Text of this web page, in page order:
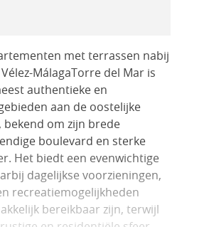
met terrassen nabij
MálagaTorre del Mar is
authentieke en
aan de oostelijke
bekend om zijn brede
boulevard en sterke
Het biedt een evenwichtige
dagelijkse voorzieningen,
recreatiemogelijkheden
bereikbaar zijn, terwijl